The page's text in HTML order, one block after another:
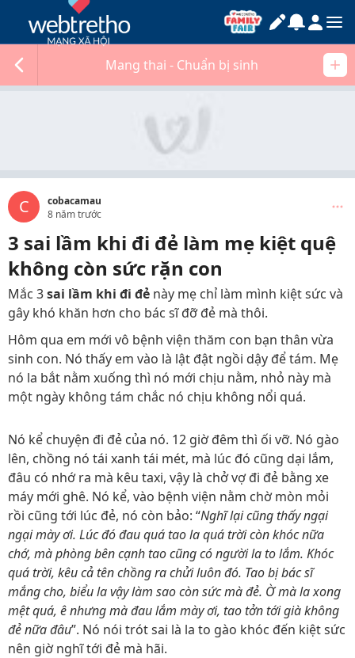
Mang thai - Chuẩn bị sinh
C
cobacamau
8 năm trước
3 sai lầm khi đi đẻ làm mẹ kiệt quệ
không còn sức rặn con
Mắc 3sai lầm khi đi đẻ này mẹ chỉ làm mình kiệt sức và
gây khó khăn hơn cho bác sĩ đỡ đẻ mà thôi.
Hôm qua em mới vô bệnh viện thăm con bạn thân vừa
sinh con. Nó thấy em vào là lật đật ngồi dậy để tám. Mẹ
nó la bắt nằm xuống thì nó mới chịu nằm, nhỏ này mà
một ngày không tám chắc nó chịu không nổi quá.
Nó kể chuyện đi đẻ của nó. 12 giờ đêm thì ối vỡ. Nó gào
lên, chồng nó tái xanh tái mét, mà lúc đó cũng dại lắm,
đâu có nhớ ra mà kêu taxi, vậy là chở vợ đi đẻ bằng xe
máy mới ghê. Nó kể, vào bệnh viện nằm chờ mòn mỏi
rồi cũng tới lúc đẻ, nó còn bảo: “Nghĩ lại cũng thấy ngại
ngại mày ơi. Lúc đó đau quá tao la quá trời còn khóc nữa
chớ, mà phòng bên cạnh tao cũng có người la to lắm. Khóc
quá trời, kêu cả tên chồng ra chửi luôn đó. Tao bị bác sĩ
mắng cho, biểu la vậy làm sao còn sức mà đẻ. Ờ mà la xong
mệt quá, ê nhưng mà đau lắm mày ơi, tao tởn tới già không
đẻ nữa đâu”. Nó nói trót sai là la to gào khóc đến kiệt sức
nên giờ nghĩ tới đẻ mà hãi.